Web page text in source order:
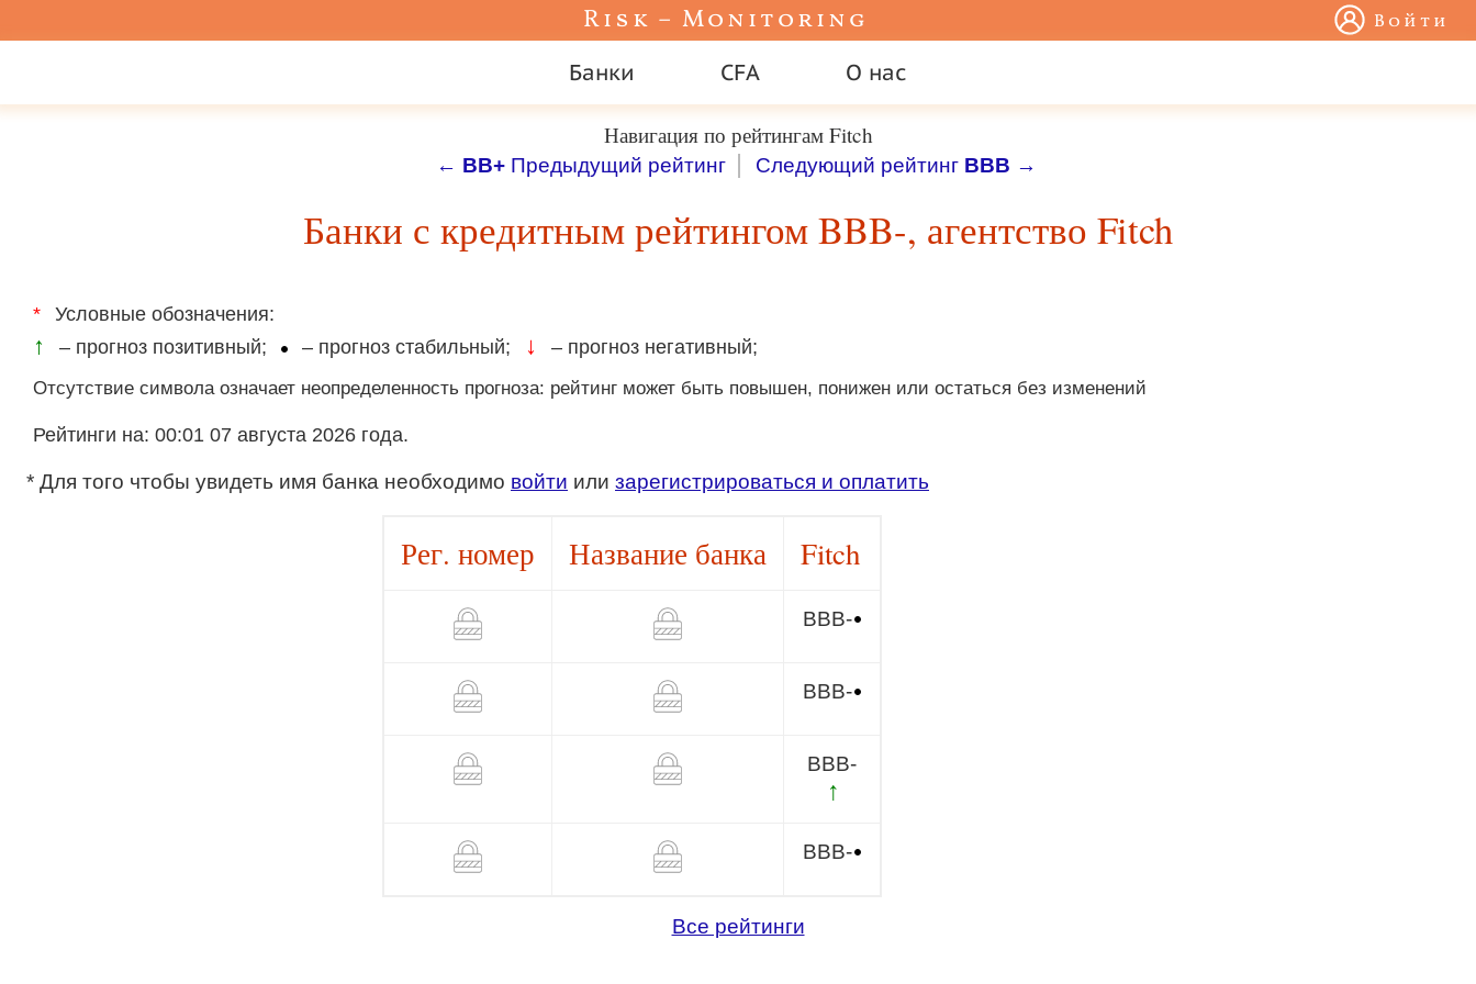
Risk – Monitoring Войти
Банки CFA О нас
Навигация по рейтингам Fitch
← BB+ Предыдущий рейтинг Следующий рейтинг BBB →
Банки с кредитным рейтингом BBB-, агентство Fitch
* Условные обозначения:
↑ – прогноз позитивный; – прогноз стабильный; ↓ – прогноз негативный;
Отсутствие символа означает неопределенность прогноза: рейтинг может быть повышен, понижен или остаться без изменений
Рейтинги на: 00:01 07 августа 2026 года.
* Для того чтобы увидеть имя банка необходимо войти или зарегистрироваться и оплатить
Рег. номер Название банка Fitch
BBB-
BBB-
BBB-
↑
BBB-
Все рейтинги